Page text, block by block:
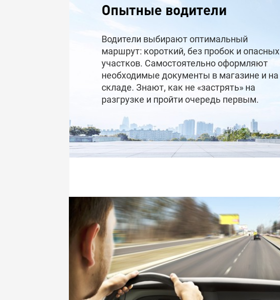
Опытные водители
Водители выбирают оптимальный
маршрут: короткий, без пробок и опасных
участков. Самостоятельно оформляют
необходимые документы в магазине и на
складе. Знают, как не «застрять» на
разгрузке и пройти очередь первым.